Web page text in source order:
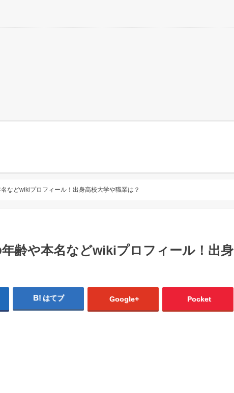
などwikiプロフィール！出身高校大学や職業は？
齢や本名などwikiプロフィール！出身
はてブ Google+ Pocket